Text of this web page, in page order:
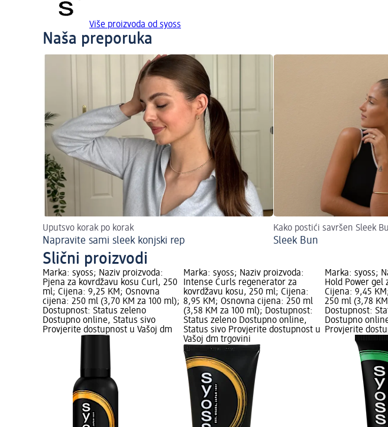
Više proizvoda od syoss
Naša preporuka
Uputsvo korak po korak
Napravite sami sleek konjski rep
Kako postići savršen Sleek
Sleek Bun
Slični proizvodi
Marka: syoss; Naziv proizvoda:
Pjena za kovrdžavu kosu Curl, 250
ml; Cijena: 9,25 KM; Osnovna
cijena: 250 ml (3,70 KM za 100 ml);
Dostupnost: Status zeleno
Dostupno online, Status sivo
Provjerite dostupnost u Vašoj dm
Marka: syoss; Naziv proizvoda:
Intense Curls regenerator za
kovrdžavu kosu, 250 ml; Cijena:
8,95 KM; Osnovna cijena: 250 ml
(3,58 KM za 100 ml); Dostupnost:
Status zeleno Dostupno online,
Status sivo Provjerite dostupnost u
Vašoj dm trgovini
Marka: syoss;
Hold Power gel
Cijena: 9,45
250 ml (3,78
Dostupnost:
Dostupno
Provjerite